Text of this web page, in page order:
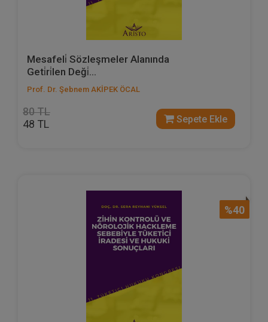
Mesafeli̇ Sözleşmeler Alanında
Geti̇ri̇len Deği̇...
Prof. Dr. Şebnem AKİPEK ÖCAL
80 TL
48 TL Sepete Ekle
%40